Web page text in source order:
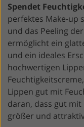
Spendet
perfektes Make-up
und das Peeling
ermöglicht ein
und ein ideales
hochwertigen
Lippen gut mit
daran, dass gut
größer und